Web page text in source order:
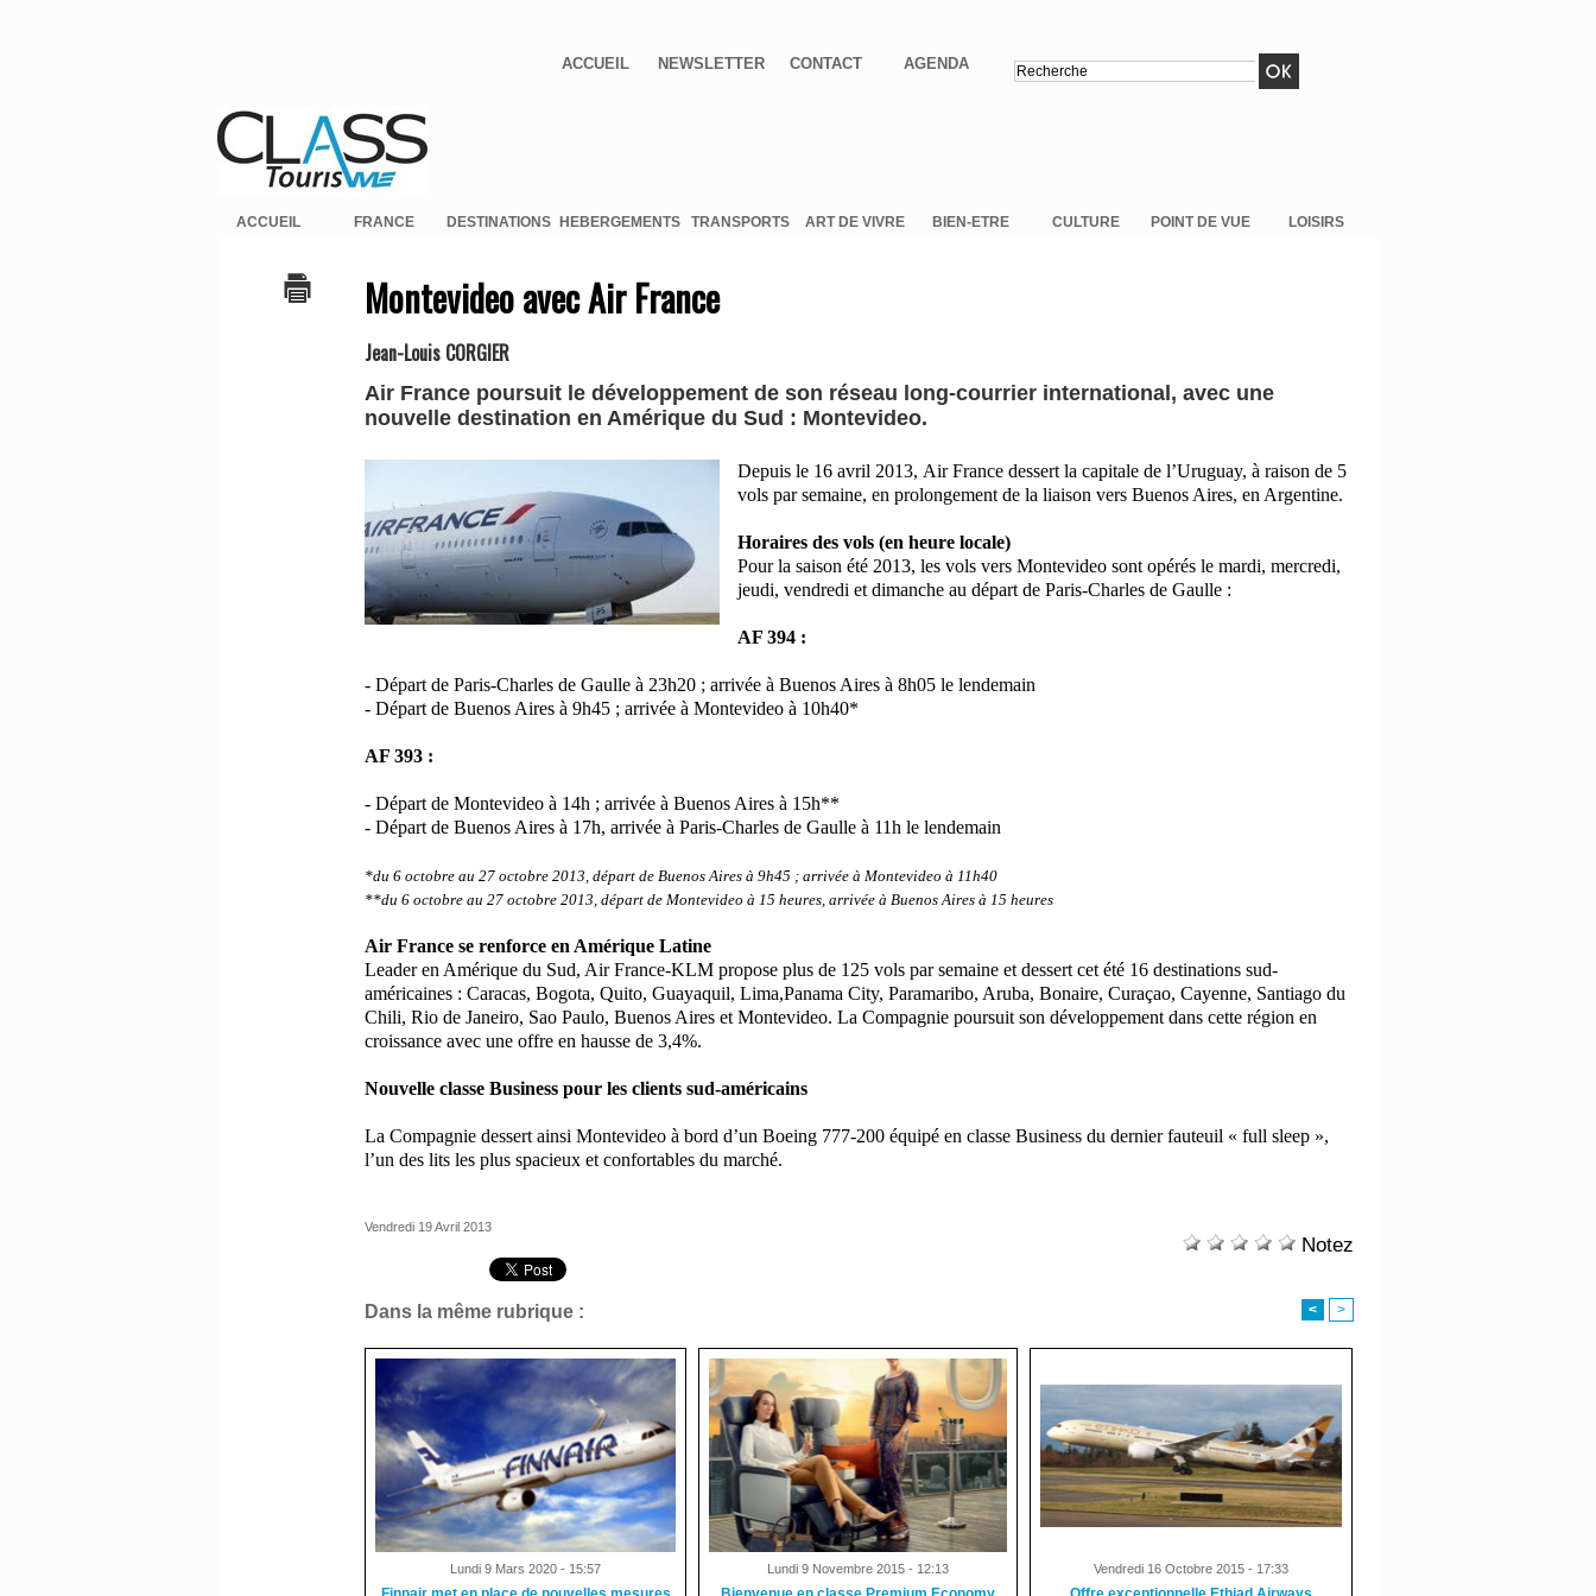
ACCUEIL NEWSLETTER CONTACT AGENDA
ACCUEIL FRANCE DESTINATIONS HEBERGEMENTS TRANSPORTS ART DE VIVRE BIEN-ETRE CULTURE POINT DE VUE LOISIRS
Montevideo avec Air France
Jean-Louis CORGIER
Air France poursuit le développement de son réseau long-courrier international, avec une
nouvelle destination en Amérique du Sud : Montevideo.
Depuis le 16 avril 2013, Air France dessert la capitale de l’Uruguay, à raison de 5
vols par semaine, en prolongement de la liaison vers Buenos Aires, en Argentine.
Horaires des vols (en heure locale)
Pour la saison été 2013, les vols vers Montevideo sont opérés le mardi, mercredi,
jeudi,vendredi et dimanche au départ de Paris-Charles de Gaulle :
AF 394 :
- Départ de Paris-Charles de Gaulle à 23h20 ; arrivée à Buenos Aires à 8h05 le lendemain
- Départ de Buenos Aires à 9h45 ; arrivée à Montevideo à 10h40*
AF 393 :
- Départ de Montevideo à 14h ; arrivée à Buenos Aires à 15h**
- Départ de Buenos Aires à 17h, arrivée à Paris-Charles de Gaulle à 11h le lendemain
*du 6 octobre au 27 octobre 2013, départ de Buenos Aires à 9h45 ; arrivée à Montevideo à 11h40
**du 6 octobre au 27 octobre 2013, départ de Montevideo à 15 heures, arrivée à Buenos Aires à 15heures
Air France se renforce en Amérique Latine
Leader en Amérique du Sud, Air France-KLM propose plus de 125 vols par semaine etdessert cet été 16 destinations sud-
américaines : Caracas, Bogota, Quito, Guayaquil, Lima,Panama City, Paramaribo, Aruba, Bonaire, Curaçao, Cayenne, Santiago du
Chili, Rio deJaneiro, Sao Paulo, Buenos Aires et Montevideo. La Compagnie poursuit son développementdans cette région en
croissance avec une offre en hausse de 3,4%.
Nouvelle classe Business pour les clients sud-américains
La Compagnie dessert ainsi Montevideo à bordd’un Boeing 777-200 équipé en classe Business du dernier fauteuil « full sleep »,
l’un des litsles plus spacieux et confortables du marché.
Vendredi 19 Avril 2013
Notez
Dans la même rubrique : < >
Lundi 9 Mars 2020 - 15:57 Lundi 9 Novembre 2015 - 12:13 Vendredi 16 Octobre 2015 - 17:33